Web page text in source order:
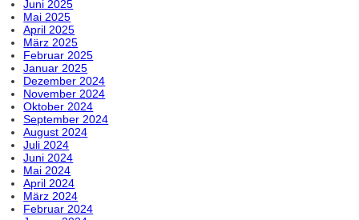
Juni 2025
Mai 2025
April 2025
März 2025
Februar 2025
Januar 2025
Dezember 2024
November 2024
Oktober 2024
September 2024
August 2024
Juli 2024
Juni 2024
Mai 2024
April 2024
März 2024
Februar 2024